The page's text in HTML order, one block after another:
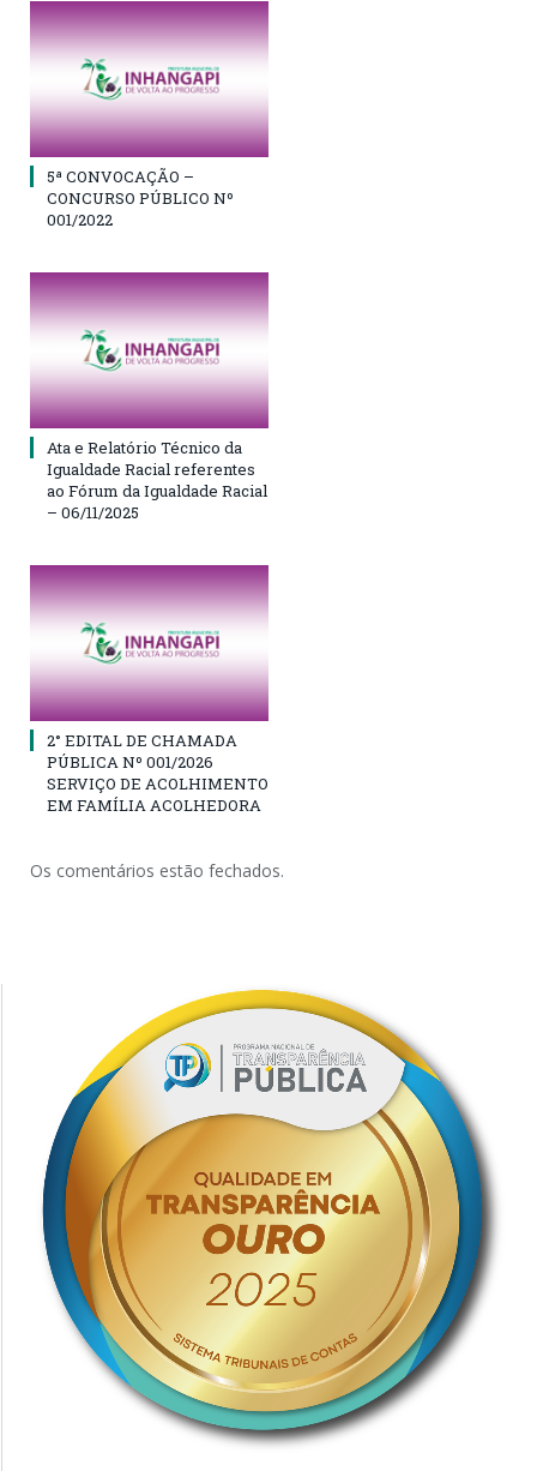
5ª CONVOCAÇÃO –
CONCURSO PÚBLICO Nº
001/2022
Ata e Relatório Técnico da
Igualdade Racial referentes
ao Fórum da Igualdade Racial
– 06/11/2025
2° EDITAL DE CHAMADA
PÚBLICA Nº 001/2026
SERVIÇO DE ACOLHIMENTO
EM FAMÍLIA ACOLHEDORA
Os comentários estão fechados.